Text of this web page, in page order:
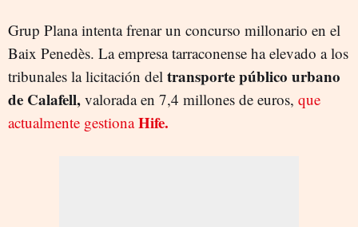
Grup Plana intenta frenar un concurso millonario en el
Baix Penedès. La empresa tarraconense ha elevado a los
tribunales la licitación del transporte público urbano
de Calafell, valorada en 7,4 millones de euros, que
actualmente gestionaHife.